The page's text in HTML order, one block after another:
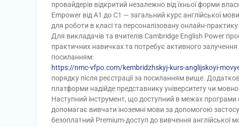
провайдерів відкритий незалежно від їхньої форми
Empower від A1 до C1 — загальний курс англійської
для роботи в класі та персоналізовану онлайн-практику.
Для викладачів та вчителів Cambridge English Power
практичних навичках та потребує активного
посиланням:
https://nmc-vfpo.com/kembridzhskyj-kurs-anglijskoyi-
порядку після реєстрації за посиланням вище.
платформи надійде представнику університету чи
Наступний інструмент, що доступний в межах
допомагає вивчати іноземні мови за допомогою
безоплатний Premium-доступ до вивчення